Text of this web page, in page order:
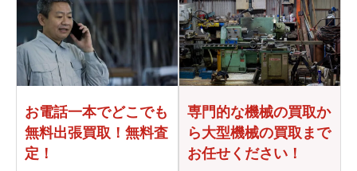
お電話一本でどこでも
無料出張買取！無料査
定！
専門的な機械の買取か
ら大型機械の買取まで
お任せください！